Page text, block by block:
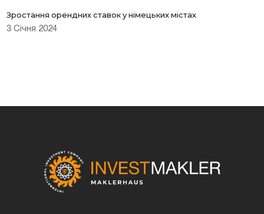
Зростання орендних ставок у німецьких містах
3 Січня 2024